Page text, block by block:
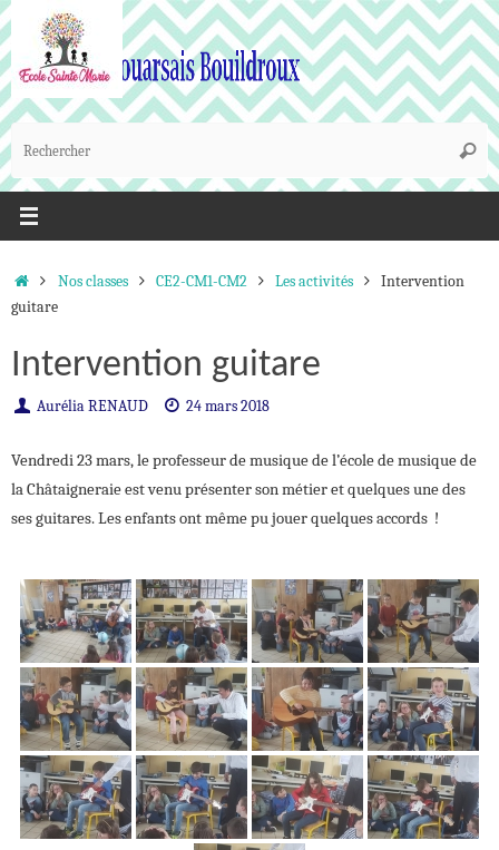
Passer
au
contenu
:
AccueilNos classes CE2-CM1-CM2 Les activités
Intervention
guitare
Intervention guitare
Aurélia RENAUD 24 mars 2018
Vendredi 23 mars, le professeur de musique de l’école de musique de
la Châtaigneraie est venu présenter son métier et quelques une des
ses guitares. Les enfants ont même pu jouer quelques accords !